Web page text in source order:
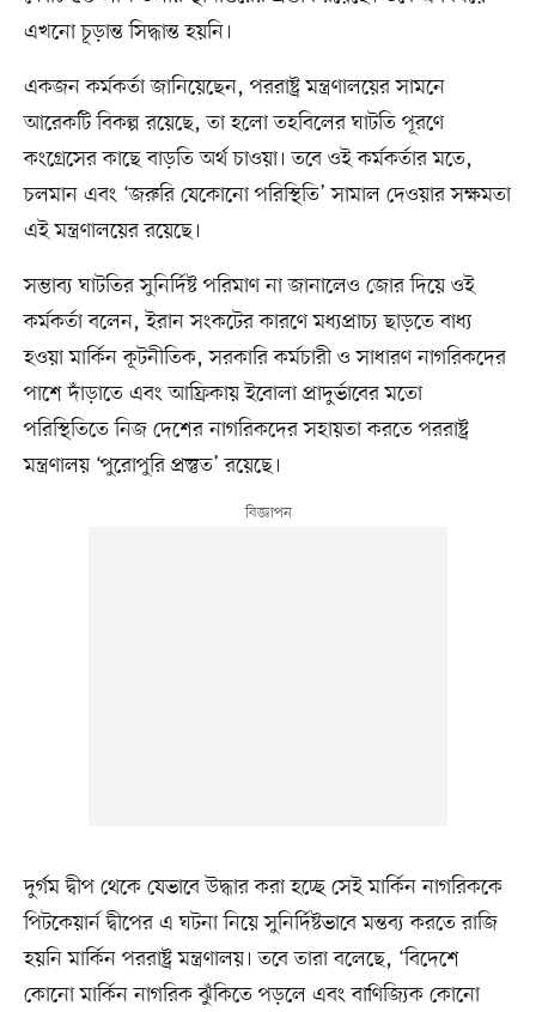
এখনো চূড়ান্ত সিদ্ধান্ত হয়নি।
একজন কর্মকর্তা জানিয়েছেন, পররাষ্ট্র মন্ত্রণালয়ের সামনে
আরেকটি বিকল্প রয়েছে, তা হলো তহবিলের ঘাটতি পূরণে
কংগ্রেসের কাছে বাড়তি অর্থ চাওয়া। তবে ওই কর্মকর্তার মতে,
চলমান এবং ‘জরুরি যেকোনো পরিস্থিতি’ সামাল দেওয়ার সক্ষমতা
এই মন্ত্রণালয়ের রয়েছে।
সম্ভাব্য ঘাটতির সুনির্দিষ্ট পরিমাণ না জানালেও জোর দিয়ে ওই
কর্মকর্তা বলেন, ইরান সংকটের কারণে মধ্যপ্রাচ্য ছাড়তে বাধ্য
হওয়া মার্কিন কূটনীতিক, সরকারি কর্মচারী ও সাধারণ নাগরিকদের
পাশে দাঁড়াতে এবং আফ্রিকায় ইবোলা প্রাদুর্ভাবের মতো
পরিস্থিতিতে নিজ দেশের নাগরিকদের সহায়তা করতে পররাষ্ট্র
মন্ত্রণালয় ‘পুরোপুরি প্রস্তুত’ রয়েছে।
দুর্গম দ্বীপ থেকে যেভাবে উদ্ধার করা হচ্ছে সেই মার্কিন নাগরিককে
পিটকেয়ার্ন দ্বীপের এ ঘটনা নিয়ে সুনির্দিষ্টভাবে মন্তব্য করতে রাজি
হয়নি মার্কিন পররাষ্ট্র মন্ত্রণালয়। তবে তারা বলেছে, ‘বিদেশে
কোনো মার্কিন নাগরিক ঝুঁকিতে পড়লে এবং বাণিজ্যিক কোনো